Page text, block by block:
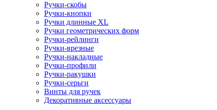
Ручки-скобы
Ручки-кнопки
Ручки длинные XL
Ручки геометрических форм
Ручки-рейлинги
Ручки-врезные
Ручки-накладные
Ручки-профили
Ручки-ракушки
Ручки-серьги
Винты для ручек
Декоративные аксессуары